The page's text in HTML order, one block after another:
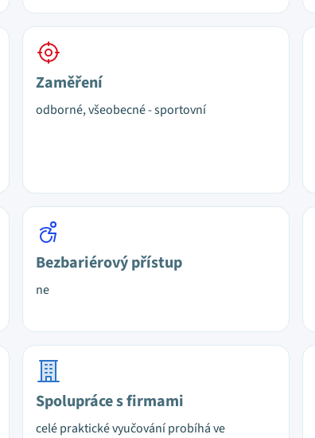
Zaměření
odborné, všeobecné - sportovní
Bezbariérový přístup
ne
Spolupráce s firmami
celé praktické vyučování probíhá ve